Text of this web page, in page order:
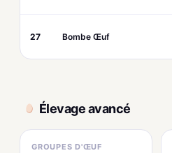
27 Bombe Œuf
Élevage avancé
GROUPES D'ŒUF